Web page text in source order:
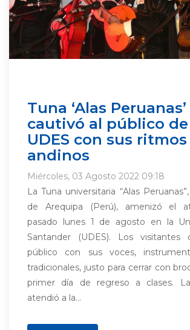
Tuna ‘Alas Peruanas’
cautivó al público de
UDES con sus ritmos
andinos
Miércoles, 03 Agosto 2022 09:18
La Tuna universitaria “Alas
de Arequipa (Perú), amenizó el
pasado lunes 1 de agosto en la
Santander (UDES). Los visitantes
público con sus voces,
tradicionales, justo para cerrar con
primer día de regreso a clases.
atendió a la...